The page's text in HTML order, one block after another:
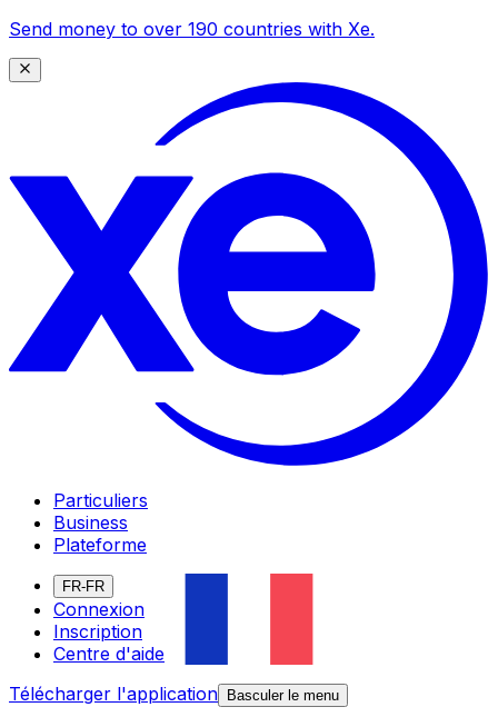
Send money to over 190 countries with Xe.
Particuliers
Business
Plateforme
FR-FR
Connexion
Inscription
Centre d'aide
Télécharger l'application
Basculer le menu